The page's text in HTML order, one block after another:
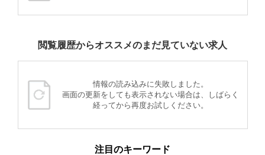
閲覧履歴からオススメのまだ見ていない求人
情報の読み込みに失敗しました。
画面の更新をしても表示されない場合は、しばらく
経ってから再度お試しください。
注目のキーワード